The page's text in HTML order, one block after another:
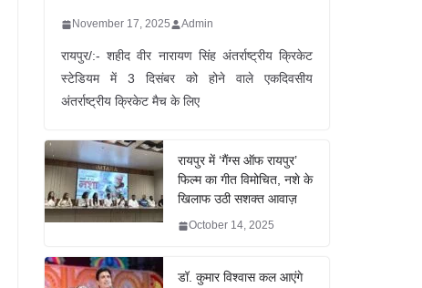
November 17, 2025 Admin
रायपुर/:- शहीद वीर नारायण सिंह अंतर्राष्ट्रीय क्रिकेट
स्टेडियम में 3 दिसंबर को होने वाले एकदिवसीय
अंतर्राष्ट्रीय क्रिकेट मैच के लिए
रायपुर में ‘गैंग्स ऑफ रायपुर’
फिल्म का गीत विमोचित, नशे के
खिलाफ उठी सशक्त आवाज़
October 14, 2025
डॉ. कुमार विश्वास कल आएंगे